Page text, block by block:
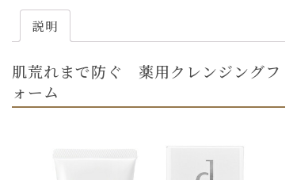
説明
肌荒れまで防ぐ 薬用クレンジングフ
ォーム